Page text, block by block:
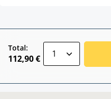
Total:
112,90 €